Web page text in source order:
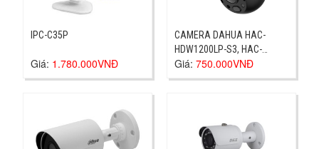
IPC-C35P
Giá: 1.780.000VNĐ
CAMERA DAHUA HAC-
HDW1200LP-S3, HAC-
HDW1200LP-S3
Giá: 750.000VNĐ